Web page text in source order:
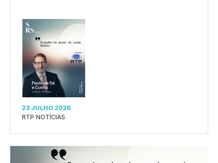
23 JULHO 2026
RTP NOTÍCIAS